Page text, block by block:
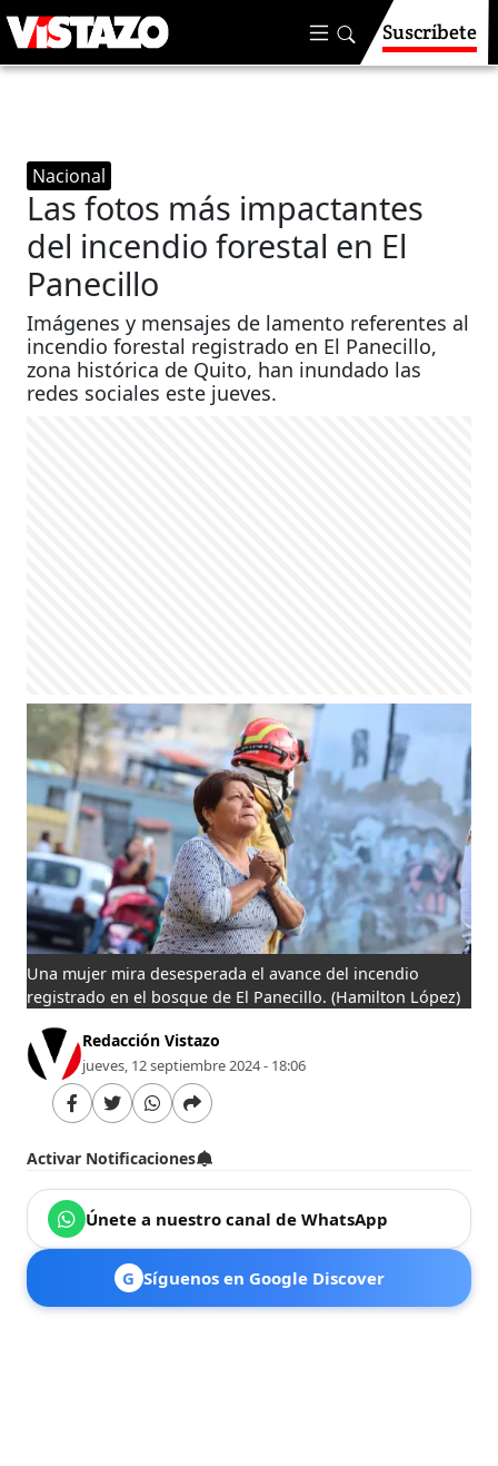
Suscríbete
Nacional
Las fotos más impactantes
del incendio forestal en El
Panecillo
Imágenes y mensajes de lamento referentes al
incendio forestal registrado en El Panecillo,
zona histórica de Quito, han inundado las
redes sociales este jueves.
Una mujer mira desesperada el avance del incendio
registrado en el bosque de El Panecillo. (Hamilton López)
Redacción Vistazo
jueves, 12 septiembre 2024 - 18:06
Activar Notificaciones
Únete a nuestro canal de WhatsApp
G Síguenos en Google Discover